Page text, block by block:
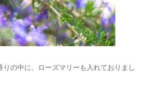
りの中に、ローズマリーも入れておりまし